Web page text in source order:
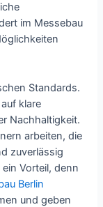
im Messebau
Standards.
klare
Nachhaltigkeit.
arbeiten, die
zuverlässig
Vorteil, denn
Berlin
und geben